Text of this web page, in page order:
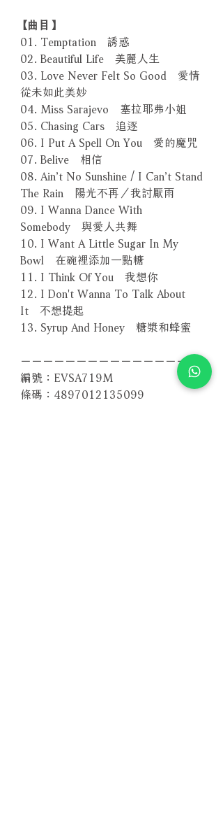
【曲目】
01. Temptation 誘惑
02. Beautiful Life 美麗人生
03. Love Never Felt So Good 愛情
從未如此美妙
04. Miss Sarajevo 塞拉耶弗小姐
05. Chasing Cars 追逐
06. I Put A Spell On You 愛的魔咒
07. Belive 相信
08. Ain’t No Sunshine / I Can’t Stand
The Rain 陽光不再／我討厭雨
09. I Wanna Dance With
Somebody 與愛人共舞
10. I Want A Little Sugar In My
Bowl 在碗裡添加一點糖
11. I Think Of You 我想你
12. I Don't Wanna To Talk About
It 不想提起
13. Syrup And Honey 糖漿和蜂蜜
－－－－－－－－－－－－－－－－
編號：EVSA719M
條碼：4897012135099